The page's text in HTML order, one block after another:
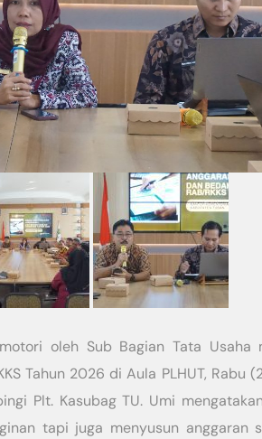
oleh Sub Bagian Tata Usaha
Tahun 2026 di Aula PLHUT, Rabu
Plt. Kasubag TU. Umi
tapi juga menyusun anggaran